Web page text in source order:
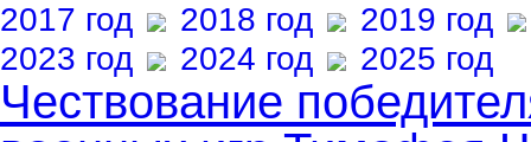
2017 год
2018 год
2019 год
2023 год
2024 год 2025 год
Чествование